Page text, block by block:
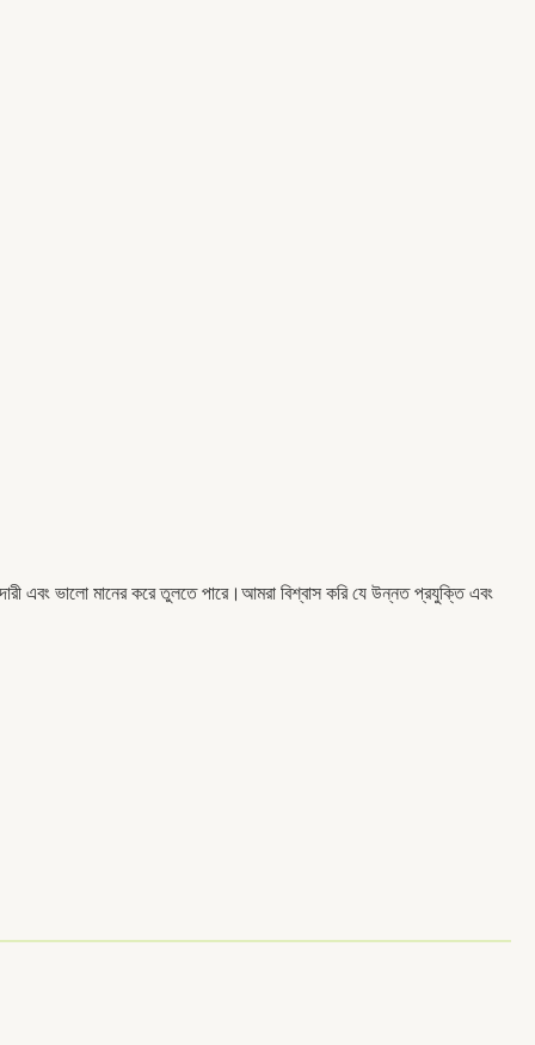
এবং ভালো মানের করে তুলতে পারে।আমরা বিশ্বাস করি যে উন্নত প্রযুক্তি এবং